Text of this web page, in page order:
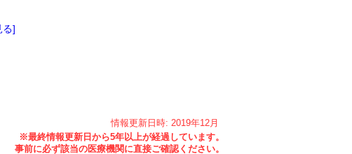
る]
情報更新日時: 2019年12月